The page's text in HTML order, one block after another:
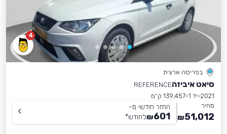
4
בפריסה ארצית
סיאט איביזהREFERENCE
2021 יד 1
139,457 ק״מ
מחיר
51,012
₪
החזר חודשי מ-
601
₪לחודש*